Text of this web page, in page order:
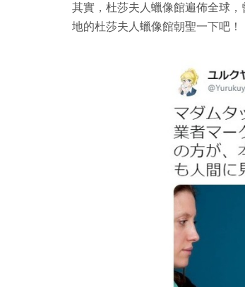
其實，杜莎夫人蠟像館遍佈全球
地的杜莎夫人蠟像館朝聖一下吧！